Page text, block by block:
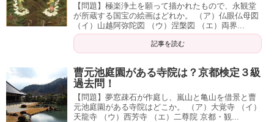
【問題】極楽浄土を願って描かれたもので、永観堂
が所蔵する国宝の絵画はどれか。 （ア）仏眼仏母図
（イ）山越阿弥陀図 （ウ）涅槃図 （エ）両界...
記事を読む
曹元池庭園がある寺院は？京都検定３級
過去問！
【問題】夢窓疎石が作庭し、嵐山と亀山を借景と曹
元池庭園がある寺院はどこか。 （ア）大覚寺 （イ）
天龍寺 （ウ）西芳寺 （エ）二尊院 京都・観...